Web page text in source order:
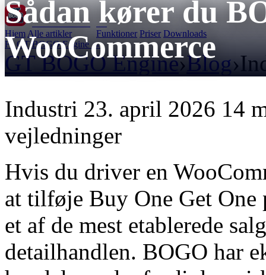
GT BOGOEngine
Hjem Alle artikler Funktioner Priser Downloads
Få GT BOGO Engine →
GT BOGO Engine›Blog›
Sådan kører du
WooCommerce
Industri 23. april 2026 14
vejledninger
Hvis du driver en
at tilføje Buy One Get
et af de mest etablerede
detailhandlen. BOGO har